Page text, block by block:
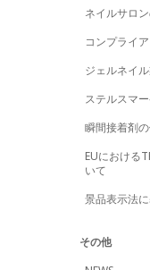
ネイルサロ
コンプライ
ジェルネイ
ステルスマ
瞬間接着剤
EUにおける
いて
景品表示法
その他